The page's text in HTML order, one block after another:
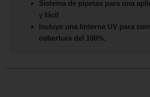
Sistema de pipetas para una
y fácil
Incluye una linterna UV para
cobertura del 100%.